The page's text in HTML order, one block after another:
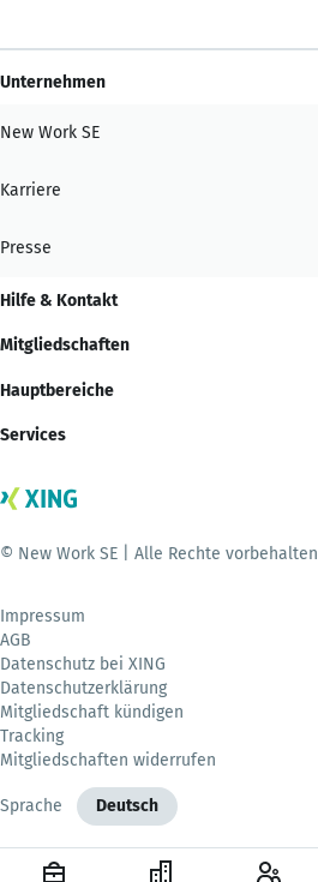
Unternehmen
New Work SE
Karriere
Presse
Hilfe & Kontakt
Mitgliedschaften
Hauptbereiche
Services
© New Work SE | Alle Rechte vorbehalten
Impressum
AGB
Datenschutz bei XING
Datenschutzerklärung
Mitgliedschaft kündigen
Tracking
Mitgliedschaften widerrufen
Sprache Deutsch